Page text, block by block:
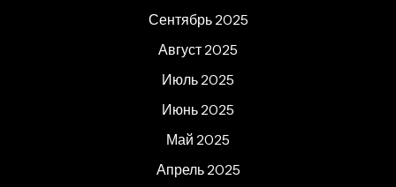
Сентябрь 2025
Август 2025
Июль 2025
Июнь 2025
Май 2025
Апрель 2025